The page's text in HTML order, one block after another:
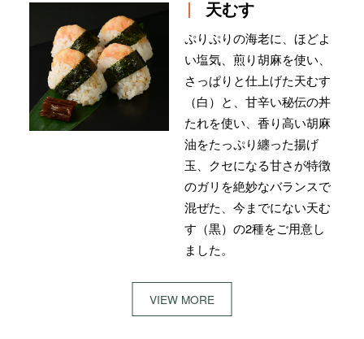
天むす
ぷりぷりの海老に、ほどよ
い塩気、煎り胡麻を使い、
さっぱりと仕上げた天むす
（白）と、甘辛い秘伝の丼
たれを使い、香り高い胡麻
油をたっぷり纏った揚げ
玉、クセになる甘さが特徴
のガリを絶妙なバランスで
混ぜた、今までにない天む
す（黒）の2種をご用意し
ました。
VIEW MORE